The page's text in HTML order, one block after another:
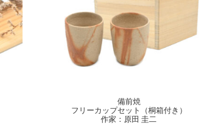
備前焼
フリーカップセット（桐箱付き）
作家：原田 圭二